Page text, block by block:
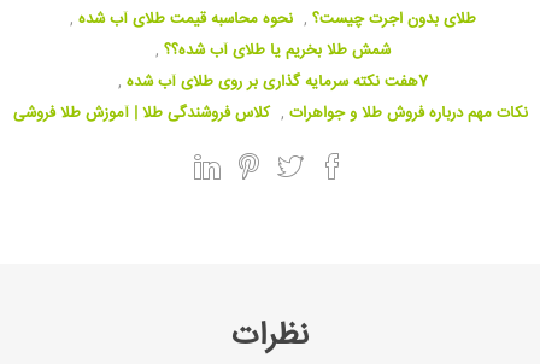
طلای بدون اجرت چیست؟ , نحوه محاسبه قیمت طلای آب شده ,
شمش طلا بخریم یا طلای آب شده؟؟ ,
7هفت نکته سرمایه گذاری بر روی طلای آب شده
,
نکات مهم درباره فروش طلا و جواهرات , کلاس فروشندگی طلا | آموزش طلا فروشی
نظرات